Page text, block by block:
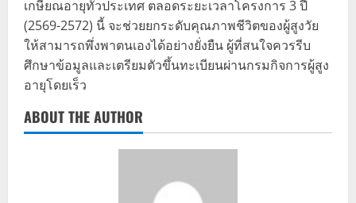
เกษียณอายุทั่วประเทศ ตลอดระยะเวลาโครงการ 3 ปี
(2569-2572) นี้ จะช่วยยกระดับคุณภาพชีวิตของผู้สูงวัย
ให้สามารถพึ่งพาตนเองได้อย่างยั่งยืน ผู้ที่สนใจควรรีบ
ศึกษาข้อมูลและเตรียมตัวขึ้นทะเบียนผ่านกรมกิจการผู้สูง
อายุโดยเร็ว
ABOUT THE AUTHOR